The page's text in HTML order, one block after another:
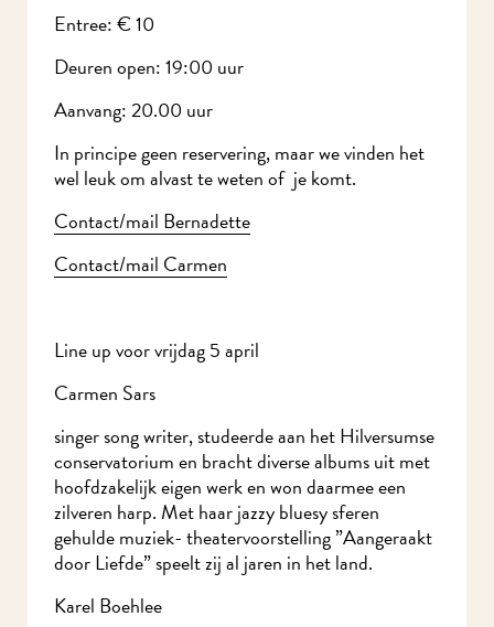
Entree: € 10
Deuren open: 19:00 uur
Aanvang: 20.00 uur
In principe geen reservering, maar we vinden het
wel leuk om alvast te weten of je komt.
Contact/mail Bernadette
Contact/mail Carmen
Line up voor vrijdag 5 april
Carmen Sars
singer song writer, studeerde aan het Hilversumse
conservatorium en bracht diverse albums uit met
hoofdzakelijk eigen werk en won daarmee een
zilveren harp. Met haar jazzy bluesy sferen
gehulde muziek- theatervoorstelling ”Aangeraakt
door Liefde” speelt zij al jaren in het land.
Karel Boehlee